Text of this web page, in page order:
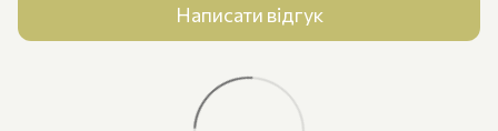
Написати відгук